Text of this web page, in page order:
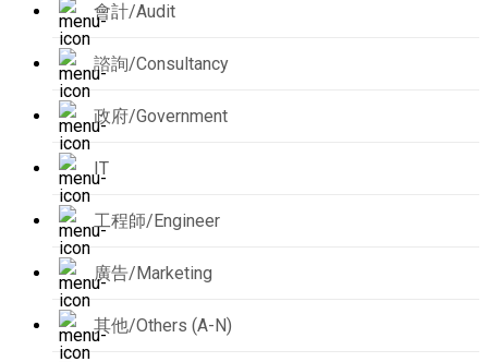
會計/Audit
諮詢/Consultancy
政府/Government
IT
工程師/Engineer
廣告/Marketing
其他/Others (A-N)